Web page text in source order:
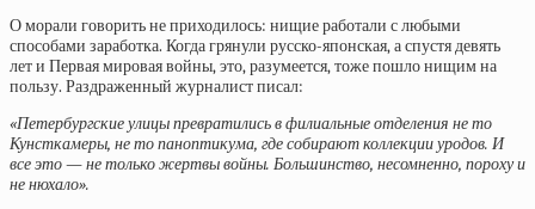
О морали говорить не приходилось: нищие работали с любыми
способами заработка. Когда грянули русско-японская, а спустя девять
лет и Первая мировая войны, это, разумеется, тоже пошло нищим на
пользу. Раздраженный журналистписал:
«Петербургские улицы превратились в филиальные отделения не то
Кунсткамеры, не то паноптику­ма, где собирают коллекции уродов. И
все это — не только жертвы войны. Большинство, несомненно, по­роху и
не нюхало».